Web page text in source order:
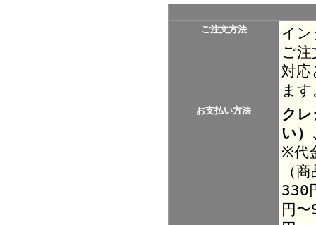
ご注文方法
イ
ご
対
ま
お支払い方法
ク
い）
※代
（
330
円